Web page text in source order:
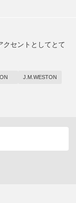
クセントとしてとて
J.M.WESTON